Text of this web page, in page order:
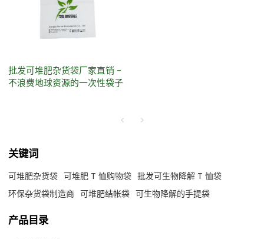
批发可堆肥杂货袋厂家直销 -
不浪费地球资源的一次性袋子
关键词
可堆肥杂货袋 可堆肥 T 恤购物袋 批发可生物降解 T 恤袋
环保杂货袋制造商 可堆肥结帐袋 可生物降解的手提袋
产品目录